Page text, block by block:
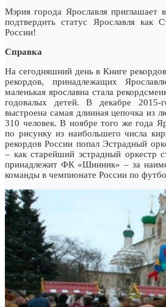
Мэрия города Ярославля приглашает
подтвердить статус Ярославля как
России!
Справка
На сегодняшний день в Книге
рекордов, принадлежащих
маленькая ярославна стала
годовалых детей. В декабре
выстроена самая длинная цепочка из
310 человек. В ноябре того же года
по рисунку из наибольшего числа
рекордов России попал Эстрадный
– как старейший эстрадный оркестр
принадлежит ФК «Шинник» – за
команды в чемпионате России по